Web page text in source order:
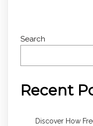
Search
Recent
Discover How